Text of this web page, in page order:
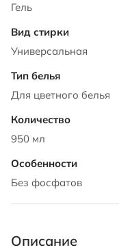
Гель
Универсальная
Для цветного белья
950 мл
Без фосфатов
Описание